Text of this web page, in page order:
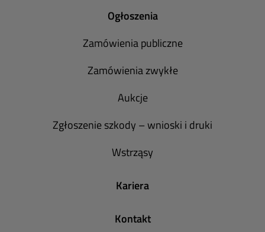
Ogłoszenia
Zamówienia publiczne
Zamówienia zwykłe
Aukcje
Zgłoszenie szkody – wnioski i druki
Wstrząsy
Kariera
Kontakt